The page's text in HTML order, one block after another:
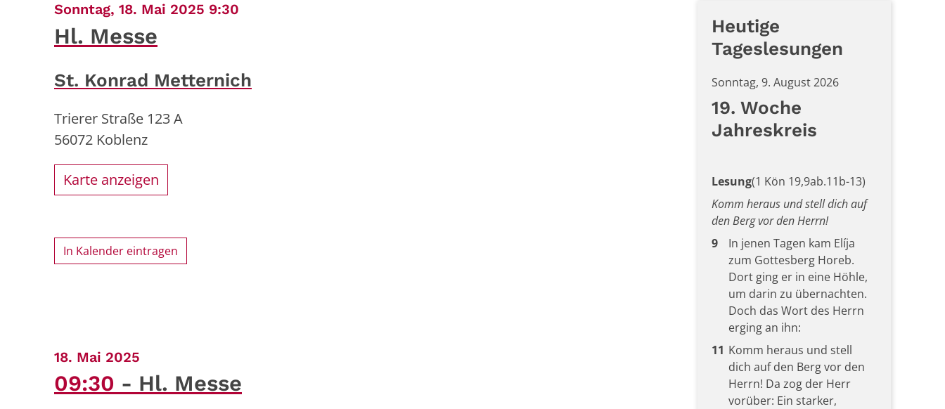
Sonntag, 18. Mai 2025 9:30
Hl. Messe
St. Konrad Metternich
Trierer Straße 123 A
56072 Koblenz
Karte anzeigen
In Kalender eintragen
18. Mai 2025
09:30 Hl. Messe
Heutige
Tageslesungen
Sonntag, 9. August 2026
19. Woche
Jahreskreis
Lesung(1 Kön 19,9ab.11b-13)
Komm heraus und stell dich auf
den Berg vor den Herrn!
9
In jenen Tagen kam Elíja
zum Gottesberg Horeb.
Dort ging er in eine Höhle,
um darin zu übernachten.
Doch das Wort des Herrn
erging an ihn:
11 Komm heraus und stell
dich auf den Berg vor den
Herrn! Da zog der Herr
vorüber: Ein starker,